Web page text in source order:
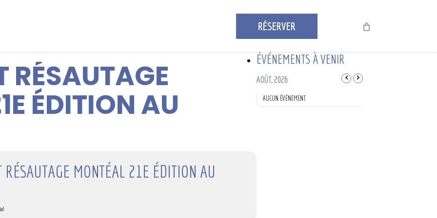
RÉSERVER
RÉSAUTAGE
ÉDITION AU
RÉSAUTAGE MONTÉAL 21E ÉDITION AU
ÉVÉNEMENTS À VENIR
AOÛT, 2026
AUCUN ÉVÉNEMENT